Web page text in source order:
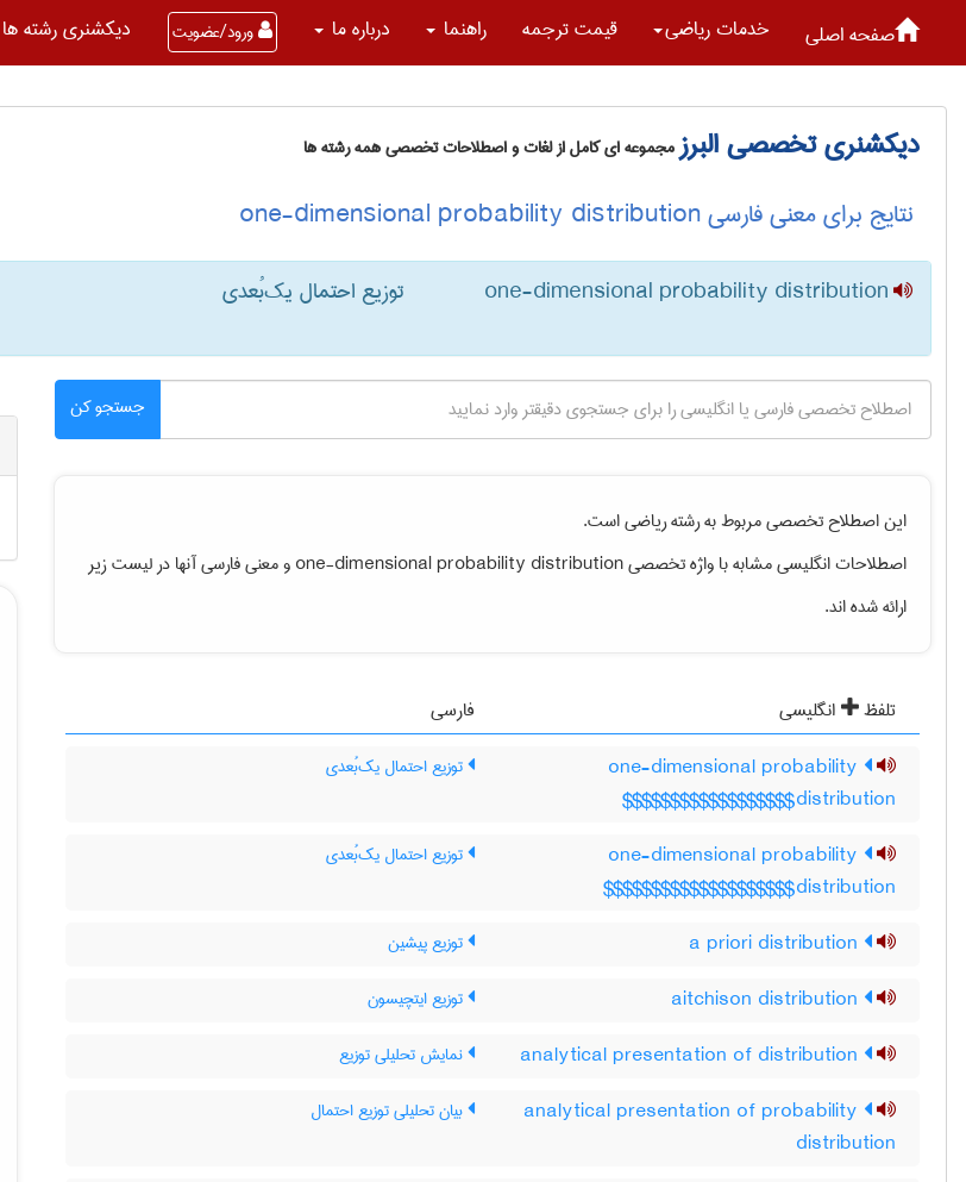
صفحه اصلی خدمات رياضی قیمت ترجمه راهنما درباره ما ورود/عضویت دیکشنری رشته ها
دیکشنری تخصصی البرزمجموعه ای کامل از لغات و اصطلاحات تخصصی همه رشته ها
نتایج برای معنی فارسی one-dimensional probability distribution
one-dimensional probability distribution توزیع احتمال یک‌بُعدی
جستجو کن
این اصطلاح تخصصی مربوط به رشتهرياضیاست.
اصطلاحات انگلیسی مشابه با واژه تخصصیone-dimensional probability distributionو معنی فارسی آنها در لیست زیر
ارائه شده اند.
تلفظ انگلیسی
فارسی
one-dimensional probability
distribution$$$$$$$$$$$$$$$$$$
توزیع احتمال یک‌بُعدی
one-dimensional probability
distribution$$$$$$$$$$$$$$$$$$$$
توزیع احتمال یک‌بُعدی
توزیع پیشین
توزیع ایتچیسون
نمایش تحلیلی توزیع
analytical presentation of probability
distribution
بیان تحلیلی توزیع احتمال